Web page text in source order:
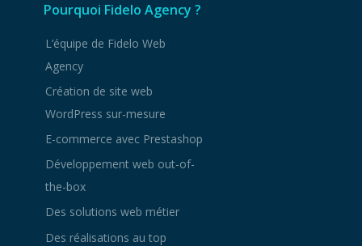
Pourquoi Fidelo Agency ?
L’équipe de Fidelo Web
Agency
Création de site web
WordPress sur-mesure
E-commerce avec Prestashop
Développement web out-of-
the-box
Des solutions web métier
Des réalisations au top